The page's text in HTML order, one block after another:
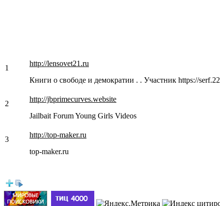
1
http://lensovet21.ru
Книги о свободе и демократии . . Участник https://
2
http://jbprimecurves.website
Jailbait Forum Young Girls Videos
3
http://top-maker.ru
top-maker.ru